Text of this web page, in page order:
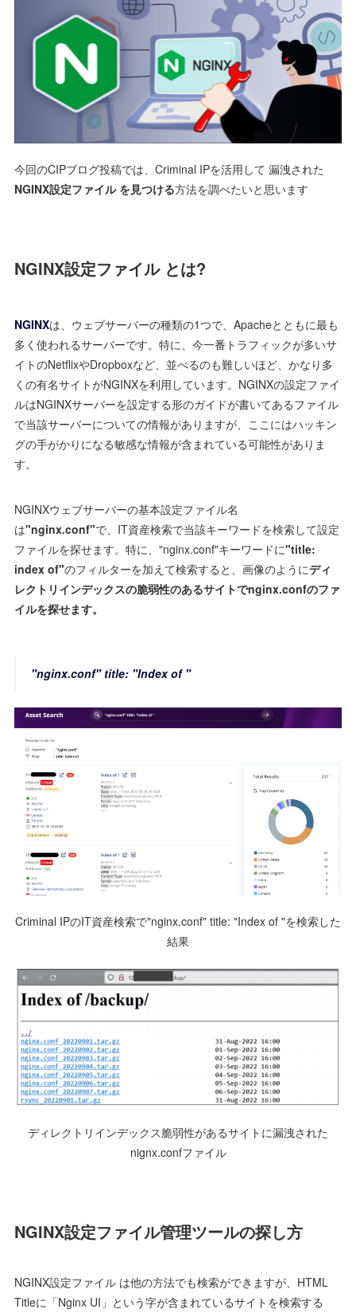
今回のCIPブログ投稿では、Criminal IPを活用して 漏洩された
NGINX設定ファイル を見つける方法を調べたいと思います
NGINX設定ファイル とは?
NGINXは、ウェブサーバーの種類の1つで、Apacheとともに最も
多く使われるサーバーです。特に、今一番トラフィックが多いサ
イトのNetflixやDropboxなど、並べるのも難しいほど、かなり多
くの有名サイトがNGINXを利用しています。NGINXの設定ファイ
ルはNGINXサーバーを設定する形のガイドが書いてあるファイル
で当該サーバーについての情報がありますが、ここにはハッキン
グの手がかりになる敏感な情報が含まれている可能性がありま
す。
NGINXウェブサーバーの基本設定ファイル名
は"nginx.conf"で、IT資産検索で当該キーワードを検索して設定
ファイルを探せます。特に、"nginx.conf"キーワードに"title:
index of"のフィルターを加えて検索すると、画像のようにディ
レクトリインデックスの脆弱性のあるサイトでnginx.confのファ
イルを探せます。
"nginx.conf" title: "Index of "
Criminal IPのIT資産検索で"nginx.conf" title: "Index of "を検索した
結果
ディレクトリインデックス脆弱性があるサイトに漏洩された
nignx.confファイル
NGINX設定ファイル管理ツールの探し方
NGINX設定ファイル は他の方法でも検索ができますが、HTML
Titleに「Nginx UI」という字が含まれているサイトを検索する